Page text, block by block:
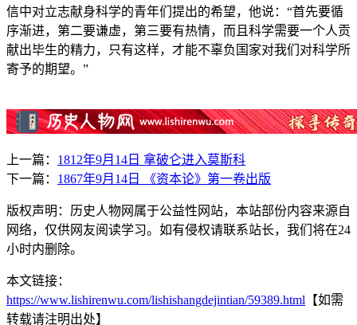
信中对立志献身科学的青年们提出的希望，他说：“首先要循
序渐进，第二要谦虚，第三要有热情，而且科学需要一个人贡
献出毕生的精力，只有这样，才能不辜负国家对我们对科学所
寄予的期望。”
上一篇： 1812年9月14日 拿破仑进入莫斯科
下一篇： 1867年9月14日 《资本论》第一卷出版
版权声明：历史人物网属于公益性网站，本站部份内容来源自
网络，仅供网友阅读学习。如有侵权请联系站长，我们将在24
小时内删除。
本文链接：
https://www.lishirenwu.com/lishishangdejintian/59389.html 【如需
转载请注明出处】